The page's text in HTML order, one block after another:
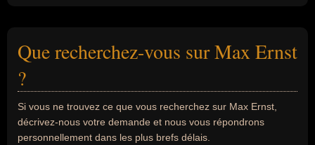
Que recherchez-vous sur Max Ernst
?
Si vous ne trouvez ce que vous recherchez sur Max Ernst,
décrivez-nous votre demande et nous vous répondrons
personnellement dans les plus brefs délais.